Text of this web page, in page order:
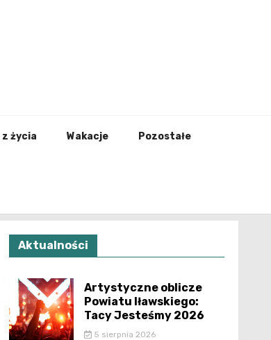
życia Wakacje Pozostałe
Aktualności
Artystyczne oblicze
Powiatu Iławskiego:
Tacy Jesteśmy 2026
5 sierpnia 2026